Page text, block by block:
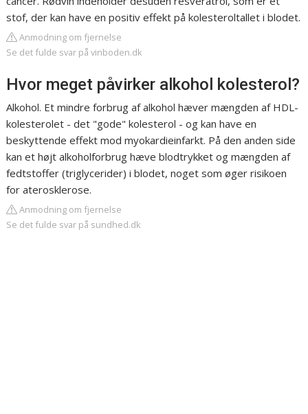
stof, der kan have en positiv effekt på kolesteroltallet i blodet.
Anmodning om fjernelse
Se det fulde svar på vinboden.dk
Hvor meget påvirker alkohol kolesterol?
Alkohol. Et mindre forbrug af alkohol hæver mængden af HDL-
kolesterolet - det "gode" kolesterol - og kan have en
beskyttende effekt mod myokardieinfarkt. På den anden side
kan et højt alkoholforbrug hæve blodtrykket og mængden af
fedtstoffer (triglycerider) i blodet, noget som øger risikoen
for aterosklerose.
Anmodning om fjernelse
Se det fulde svar på sundhed.dk